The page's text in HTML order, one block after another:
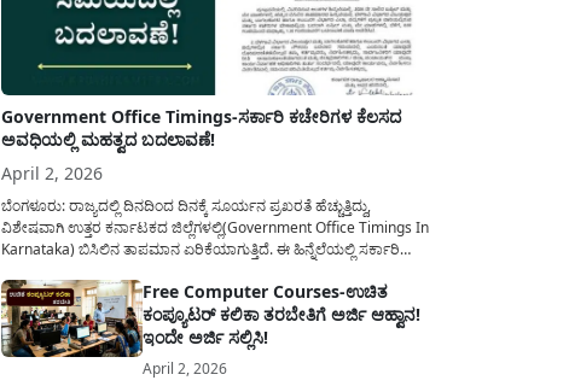
Government Office Timings-ಸರ್ಕಾರಿ ಕಚೇರಿಗಳ ಕೆಲಸದ
ಅವಧಿಯಲ್ಲಿ ಮಹತ್ವದ ಬದಲಾವಣೆ!
April 2, 2026
ಬೆಂಗಳೂರು: ರಾಜ್ಯದಲ್ಲಿ ದಿನದಿಂದ ದಿನಕ್ಕೆ ಸೂರ್ಯನ ಪ್ರಖರತೆ ಹೆಚ್ಚುತ್ತಿದ್ದು,
ವಿಶೇಷವಾಗಿ ಉತ್ತರ ಕರ್ನಾಟಕದ ಜಿಲ್ಲೆಗಳಲ್ಲಿ(Government Office Timings In
Karnataka) ಬಿಸಿಲಿನ ತಾಪಮಾನ ಏರಿಕೆಯಾಗುತ್ತಿದೆ. ಈ ಹಿನ್ನೆಲೆಯಲ್ಲಿ ಸರ್ಕಾರಿ
ಸರ್ಕಾರವು ಮಹತ್ವದ ನಿರ್ಧಾರವೊಂದನ್ನು ಕೈಗೊಂಡಿದೆ. ಕಿತ್ತೂರು ಕರ್ನಾಟಕ ಮತ್ತು
ಕಲ್ಯಾಣ ಕರ್ನಾಟಕದ ಒಟ್ಟು 9 ಜಿಲ್ಲೆಗಳಲ್ಲಿ ಏಪ್ರಿಲ್...
Free Computer Courses-ಉಚಿತ
ಕಂಪ್ಯೂಟರ್ ಕಲಿಕಾ ತರಬೇತಿಗೆ ಅರ್ಜಿ ಆಹ್ವಾನ!
ಇಂದೇ ಅರ್ಜಿ ಸಲ್ಲಿಸಿ!
April 2, 2026